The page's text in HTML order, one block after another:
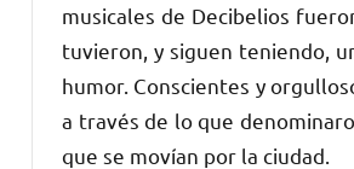
musicales de Decibelios
tuvieron, y siguen teniendo,
humor. Conscientes y
a través de lo que
que se movían por la ciudad.